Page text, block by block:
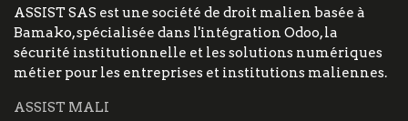
ASSIST SAS est une société de droit malien basée à
Bamako, spécialisée dans l'intégration Odoo, la
sécurité institutionnelle et les solutions numériques
métier pour les entreprises et institutions maliennes.
ASSIST MALI